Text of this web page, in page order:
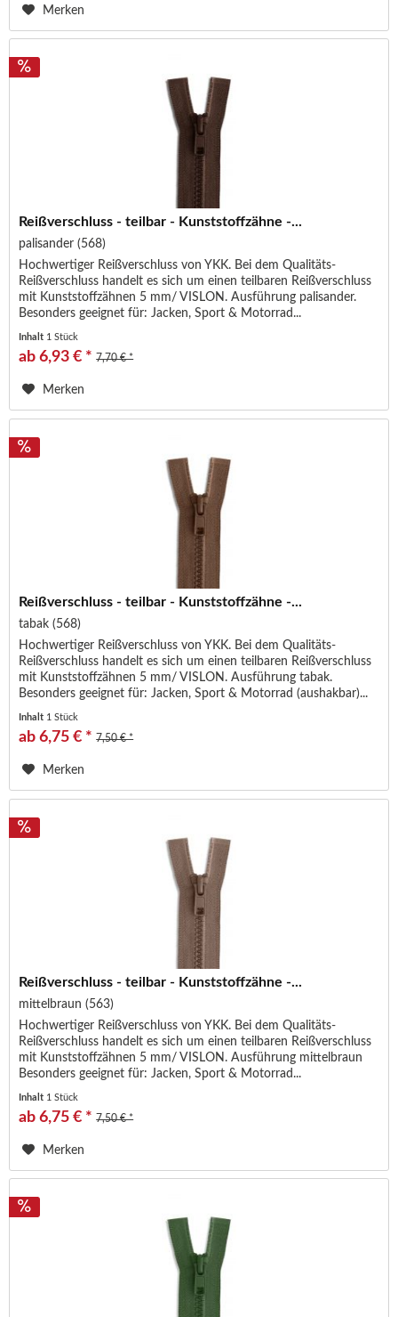
Merken
Reißverschluss - teilbar - Kunststoffzähne -...
palisander (568)
Hochwertiger Reißverschluss von YKK. Bei dem Qualitäts-
Reißverschluss handelt es sich um einen teilbaren Reißverschluss
mit Kunststoffzähnen 5 mm/ VISLON. Ausführung palisander.
Besonders geeignet für: Jacken, Sport & Motorrad...
Inhalt 1 Stück
ab 6,93 € * 7,70 € *
Merken
Reißverschluss - teilbar - Kunststoffzähne -...
tabak (568)
Hochwertiger Reißverschluss von YKK. Bei dem Qualitäts-
Reißverschluss handelt es sich um einen teilbaren Reißverschluss
mit Kunststoffzähnen 5 mm/ VISLON. Ausführung tabak.
Besonders geeignet für: Jacken, Sport & Motorrad (aushakbar)...
Inhalt 1 Stück
ab 6,75 € * 7,50 € *
Merken
Reißverschluss - teilbar - Kunststoffzähne -...
mittelbraun (563)
Hochwertiger Reißverschluss von YKK. Bei dem Qualitäts-
Reißverschluss handelt es sich um einen teilbaren Reißverschluss
mit Kunststoffzähnen 5 mm/ VISLON. Ausführung mittelbraun
Besonders geeignet für: Jacken, Sport & Motorrad...
Inhalt 1 Stück
ab 6,75 € * 7,50 € *
Merken